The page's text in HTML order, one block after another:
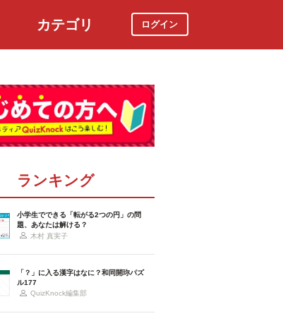
カテゴリ ログイン
ランキング
小学生でできる「転がる2つの円」の問
題、あなたは解ける？
木村 真実子
「？」に入る漢字はなに？和同開珎パズ
ル177
QuizKnock編集部